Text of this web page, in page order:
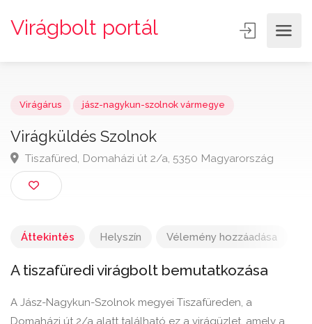
Virágbolt portál
Virágküldés Szolnok
Tiszafüred, Domaházi út 2/a, 5350 Magyarország
Áttekintés Helyszín Vélemény hozzáadása
A tiszafüredi virágbolt bemutatkozása
A Jász-Nagykun-Szolnok megyei Tiszafüreden, a
Domaházi út 2/a alatt található ez a virágüzlet, amely a